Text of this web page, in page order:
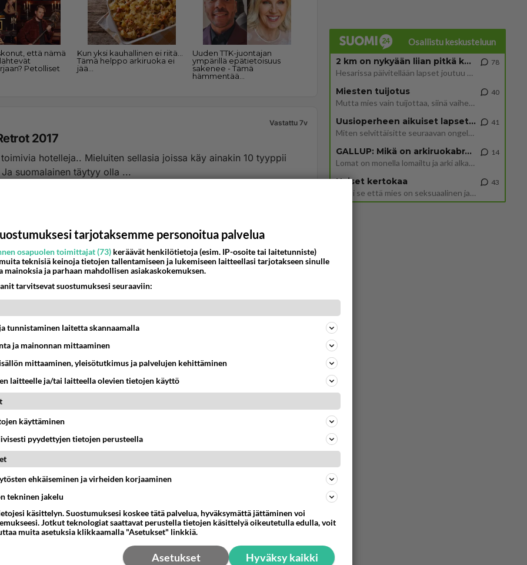
Vastattu 7v
2017
hotelleja.. Mieluiten sellasia joissa käy ainakin 10 tyyppii
suomalainen täytyy olla ...
Habbossa 243 kaveria
käy siellä enää joten 300 ei tule täyteen....
1 576 0
Osallistu keskusteluun
2 km on nykyään liian pitkä koulumatka
Hesarissa päivitellään lapset joutuu nyt kulkemaan 2 km kouluun jösses. Ruostefillarilla tuo matka menee vaikka miten äk
78
Miesten tuijotus
Mutta mies vain tuijottaa, siinä vaiheessa käännän itse pään pois. Mikä juttu? Yleensä jos joku tuijottaa tai katsoo, hä
40
Uusioperheen aikuiset lapset tyhjentää jääkaapin käydessään
Miten selvittäisitte seuraavan ongelman, meillä on uusioperhe, minulla teini-ikäiset lapset ja puolisolla aikuiset, jotk
41
GALLUP: Mikä on arkiruokabravuurisi?
Lomat on monella lomailtu ja arki alkaa. Se voi tarkoittaa myös sitä, että grillailut on grillattu ja palataan arjen ruo
14
Naiset kertokaa
Miksi se että mies on seksuaalinen ja haluaa seksiä ja te olette hänen mielestänne haluttava on vastenmielistä? Mikä sii
43
tarjotaksemme personoitua palvelua
osapuolen toimittajat (73) keräävät henkilötietoja (esim. IP-osoite tai laitetunniste)
teknisiä keinoja tietojen tallentamiseen ja lukemiseen laitteellasi tarjotakseen sinulle
ja parhaan mahdollisen asiakaskokemuksen.
tarvitsevat suostumuksesi seuraaviin:
tunnistaminen laitetta skannaamalla
ja mainonnan mittaaminen
mittaaminen, yleisötutkimus ja palvelujen kehittäminen
laitteelle ja/tai laitteella olevien tietojen käyttö
käyttäminen
pyydettyjen tietojen perusteella
ehkäiseminen ja virheiden korjaaminen
tekninen jakelu
käsittelyn. Suostumuksesi koskee tätä palvelua, hyväksymättä jättäminen voi
Jotkut teknologiat saattavat perustella tietojen käsittelyä oikeutetulla edulla, voit
muita asetuksia klikkaamalla "Asetukset" linkkiä.
Hyväksy kaikki
Asetukset